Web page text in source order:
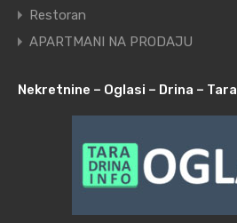
Restoran
APARTMANI NA PRODAJU
Nekretnine – Oglasi – Drina – Tara